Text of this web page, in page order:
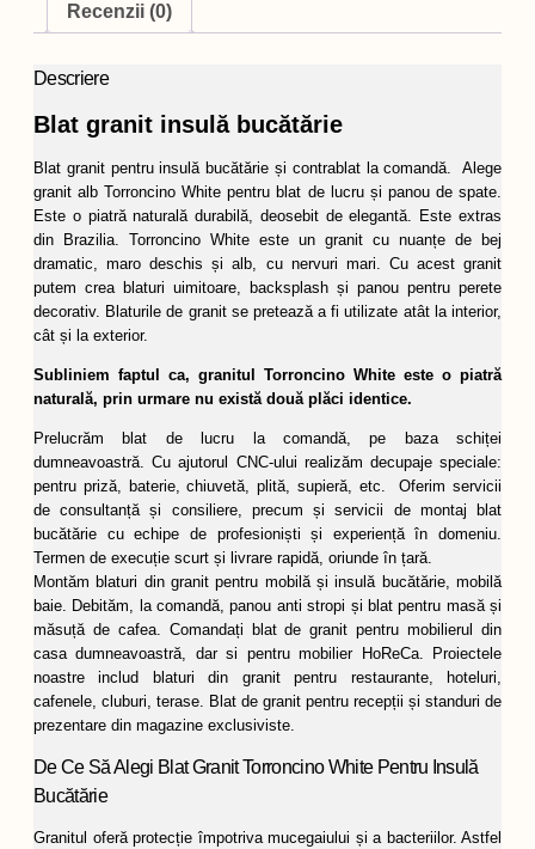
Recenzii (0)
Descriere
Blat granit insulă bucătărie
Blat granit pentru insulă bucătărie și contrablat la comandă. Alege
granit alb Torroncino White pentru blat de lucru și panou de spate.
Este o piatră naturală durabilă, deosebit de elegantă. Este extras
din Brazilia. Torroncino White este un granit cu nuanțe de bej
dramatic, maro deschis și alb, cu nervuri mari. Cu acest granit
putem crea blaturi uimitoare, backsplash și panou pentru perete
decorativ. Blaturile de granit se pretează a fi utilizate atât la interior,
cât și la exterior.
Subliniem faptul ca, granitul Torroncino White este o piatră
naturală, prin urmare nu există două plăci identice.
Prelucrăm blat de lucru la comandă, pe baza schiței
dumneavoastră. Cu ajutorul CNC-ului realizăm decupaje speciale:
pentru priză, baterie, chiuvetă, plită, supieră, etc. Oferim servicii
de consultanță și consiliere, precum și servicii de montaj blat
bucătărie cu echipe de profesioniști și experiență în domeniu.
Termen de execuție scurt și livrare rapidă, oriunde în țară.
Montăm blaturi din granit pentru mobilă și insulă bucătărie, mobilă
baie. Debităm, la comandă, panou anti stropi și blat pentru masă și
măsuță de cafea. Comandați blat de granit pentru mobilierul din
casa dumneavoastră, dar si pentru mobilier HoReCa. Proiectele
noastre includ blaturi din granit pentru restaurante, hoteluri,
cafenele, cluburi, terase. Blat de granit pentru recepții și standuri de
prezentare din magazine exclusiviste.
De Ce Să Alegi Blat Granit Torroncino White Pentru Insulă
Bucătărie
Granitul oferă protecție împotriva mucegaiului și a bacteriilor. Astfel